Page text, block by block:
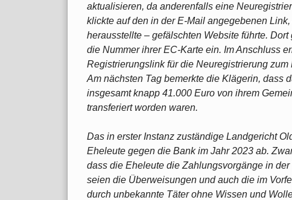
aktualisieren, da anderenfalls eine
klickte auf den in der E-Mail angegebenen
herausstellte – gefälschten Website führte.
die Nummer ihrer EC-Karte ein. Im Anschluss
Registrierungslink für die Neuregistrierung
Am nächsten Tag bemerkte die Klägerin, dass
insgesamt knapp 41.000 Euro von ihrem
transferiert worden waren.
Das in erster Instanz zuständige Landgericht
Eheleute gegen die Bank im Jahr 2023 ab.
dass die Eheleute die Zahlungsvorgänge in
seien die Überweisungen und auch die im
durch unbekannte Täter ohne Wissen und